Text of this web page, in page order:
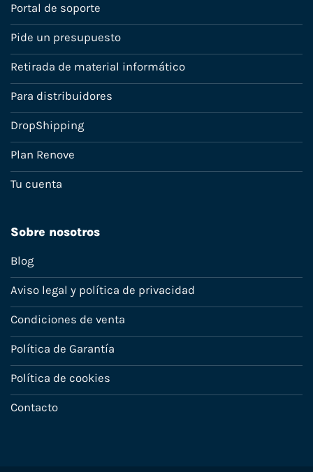
Portal de soporte
Pide un presupuesto
Retirada de material informático
Para distribuidores
DropShipping
Plan Renove
Tu cuenta
Sobre nosotros
Blog
Aviso legal y política de privacidad
Condiciones de venta
Política de Garantía
Política de cookies
Contacto